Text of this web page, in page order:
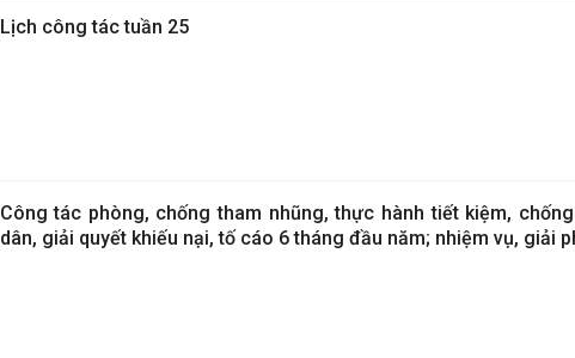
Lịch công tác tuần 25
Công tác phòng, chống tham nhũng, thực hành tiết kiệm,
dân, giải quyết khiếu nại, tố cáo 6 tháng đầu năm; nhiệm vụ, giải